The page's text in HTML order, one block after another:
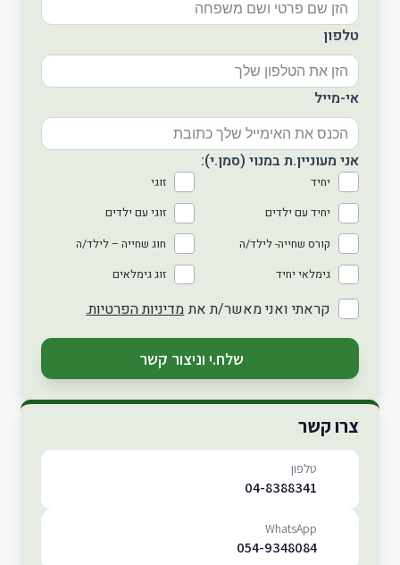
טלפון
אי-מייל
אני מעוניין.ת במנוי (סמן.י):
יחיד
זוגי
יחיד עם ילדים
זוגי עם ילדים
קורס שחייה- לילד/ה
חוג שחייה – לילד/ה
גימלאי יחיד
זוג גימלאים
קראתי ואני מאשר/ת את מדיניות הפרטיות.
שלח.י וניצור קשר
צרו קשר
טלפון
04-8388341
WhatsApp
054-9348084